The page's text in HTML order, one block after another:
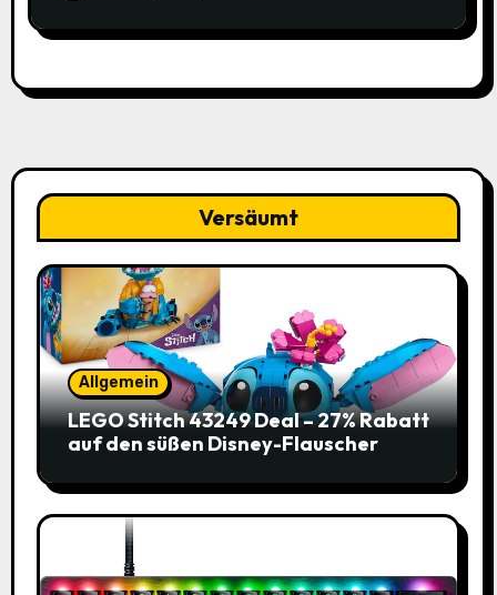
Versäumt
Allgemein
LEGO Stitch 43249 Deal – 27% Rabatt
auf den süßen Disney-Flauscher